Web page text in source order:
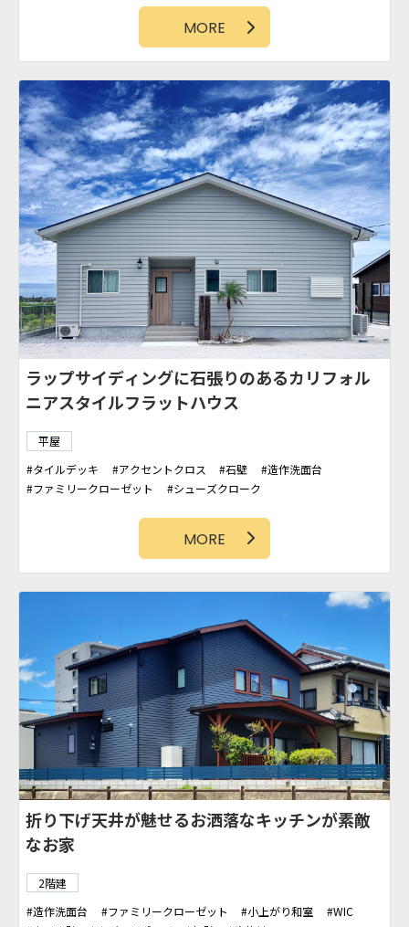
MORE
ラップサイディングに石張りのあるカリフォル
ニアスタイルフラットハウス
平屋
タイルデッキ
アクセントクロス 石壁
造作洗面台
ファミリークローゼット
シューズクローク
MORE
折り下げ天井が魅せるお洒落なキッチンが素敵
なお家
2階建
造作洗面台
ファミリークローゼット 小上がり和室
WIC